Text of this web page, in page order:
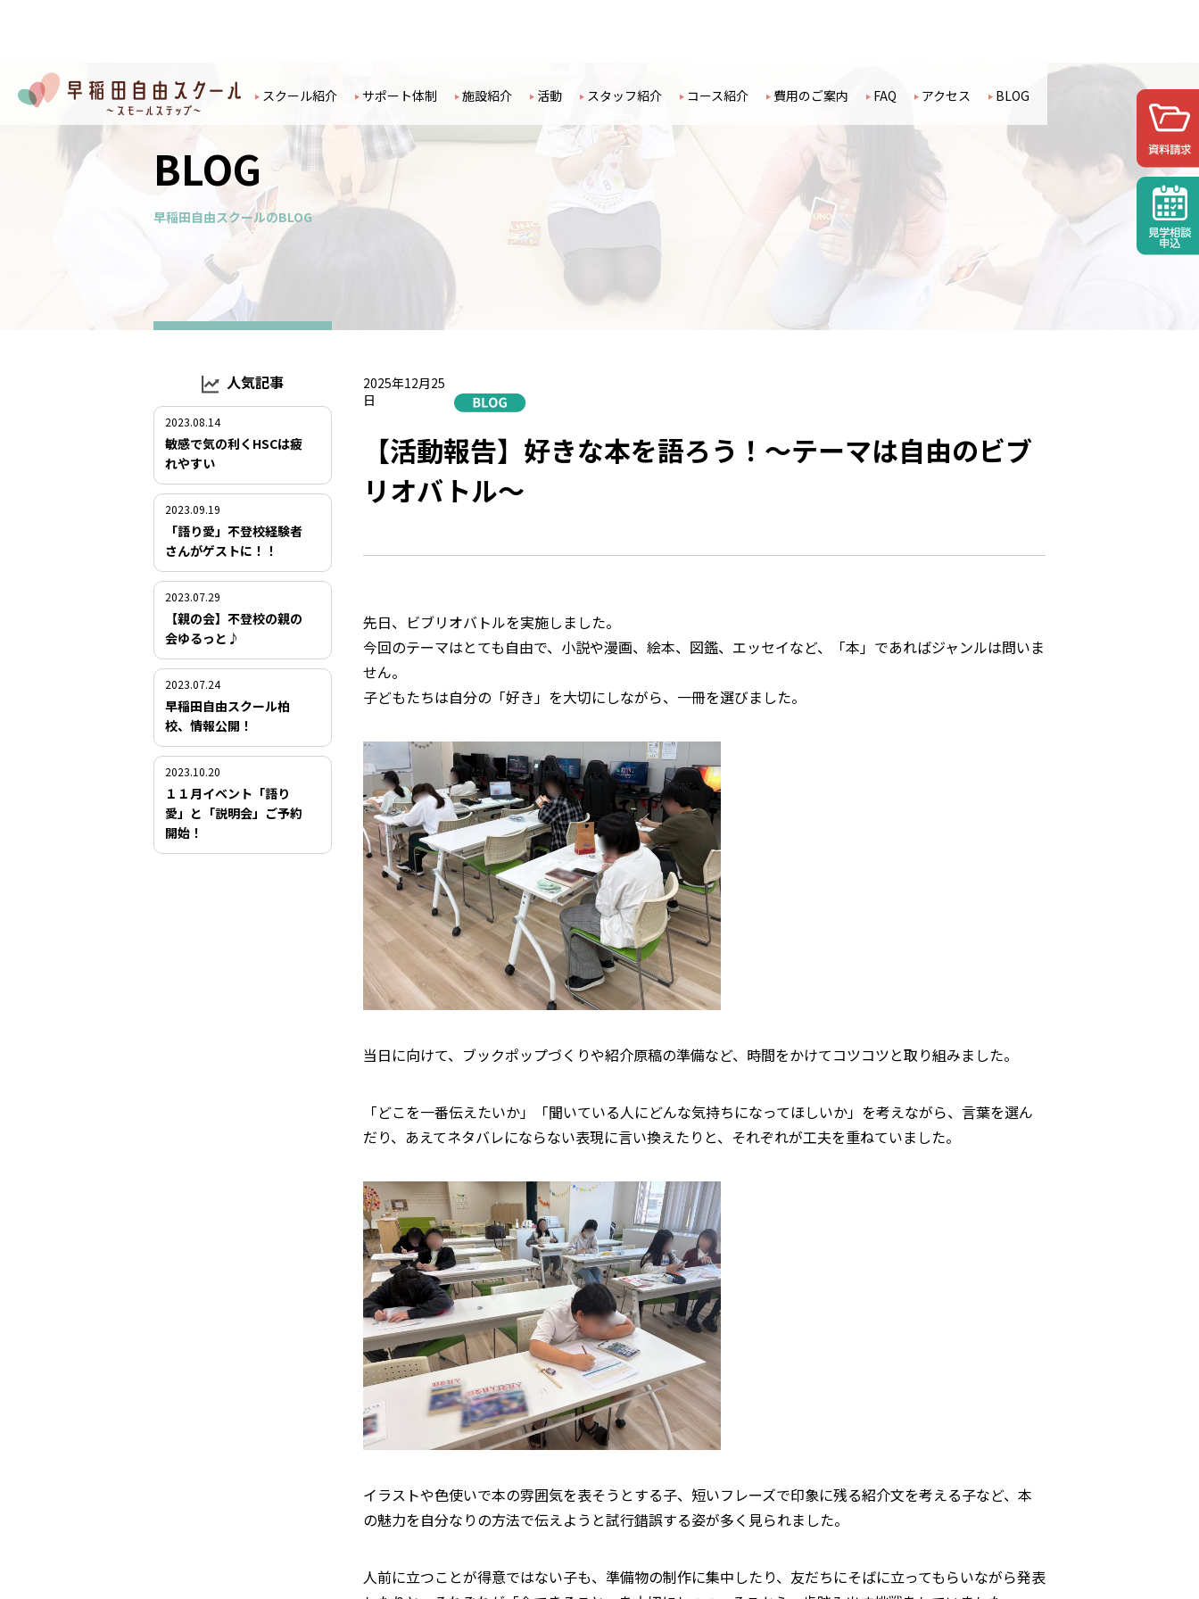
スクール紹介 サポート体制 施設紹介 活動 スタッフ紹介 コース紹介 費用のご案内 FAQ アクセス BLOG
BLOG
早稲田自由スクールのBLOG
2025年12月25
日
【活動報告】好きな本を語ろう！～テーマは自由のビブ
リオバトル～
先日、ビブリオバトルを実施しました。
今回のテーマはとても自由で、小説や漫画、絵本、図鑑、エッセイなど、「本」であればジャンルは問いま
せん。
子どもたちは自分の「好き」を大切にしながら、一冊を選びました。
当日に向けて、ブックポップづくりや紹介原稿の準備など、時間をかけてコツコツと取り組みました。
「どこを一番伝えたいか」「聞いている人にどんな気持ちになってほしいか」を考えながら、言葉を選ん
だり、あえてネタバレにならない表現に言い換えたりと、それぞれが工夫を重ねていました。
イラストや色使いで本の雰囲気を表そうとする子、短いフレーズで印象に残る紹介文を考える子など、本
の魅力を自分なりの方法で伝えようと試行錯誤する姿が多く見られました。
人前に立つことが得意ではない子も、準備物の制作に集中したり、友だちにそばに立ってもらいながら発表
人気記事
2023.08.14
敏感で気の利くHSCは疲
れやすい
2023.09.19
「語り愛」不登校経験者
さんがゲストに！！
2023.07.29
【親の会】不登校の親の
会ゆるっと♪
2023.07.24
早稲田自由スクール柏
校、情報公開！
2023.10.20
１１月イベント「語り
愛」と「説明会」ご予約
開始！